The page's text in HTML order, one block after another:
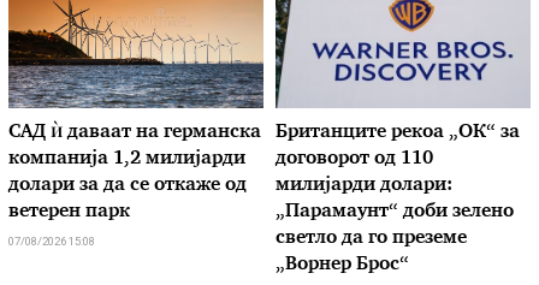
САД ѝ даваат на германска
компанија 1,2 милијарди
долари за да се откаже од
ветерен парк
07/08/2026 15:08
Британците рекоа „ОК“ за
договорот од 110
милијарди долари:
„Парамаунт“ доби зелено
светло да го преземе
„Ворнер Брос“